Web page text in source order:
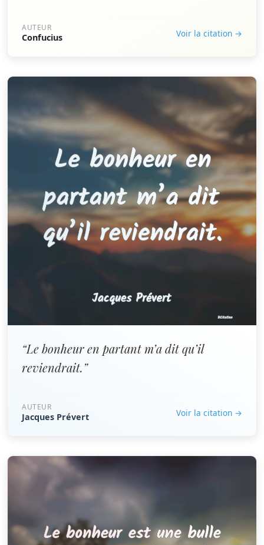
AUTEUR
Confucius Voir la citation →
“Le bonheur en partant m’a dit qu’il
reviendrait.”
AUTEUR
Jacques Prévert Voir la citation →